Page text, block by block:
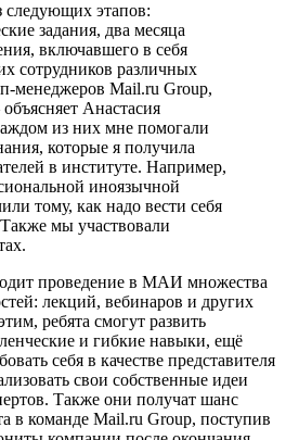
этапов:
задания, два месяца
включавшего в себя
сотрудников различных
менеджеров Mail.ru Group,
Анастасия
из них мне помогали
которые я получила
в институте. Например,
иноязычной
тому, как надо вести себя
мы участвовали
проведение в МАИ множества
лекций, вебинаров и других
ребята смогут развить
и гибкие навыки, ещё
себя в качестве представителя
свои собственные идеи
Также они получат шанс
в команде Mail.ru Group, поступив